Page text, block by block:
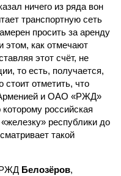
ничего из ряда вон
транспортную сеть
просить за аренду
этом, как отмечают
этот счёт, не
то есть, получается,
отметить, что
и ОАО «РЖД»
российская
республики до
такой
РЖД Белозёров,